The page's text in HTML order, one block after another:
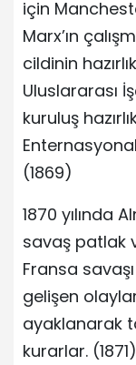
için
Marx’ın
cildinin
Uluslararası
kuruluş
(1869)
1870 yılında
savaş patlak
Fransa
gelişen
ayaklanarak
kurarlar.